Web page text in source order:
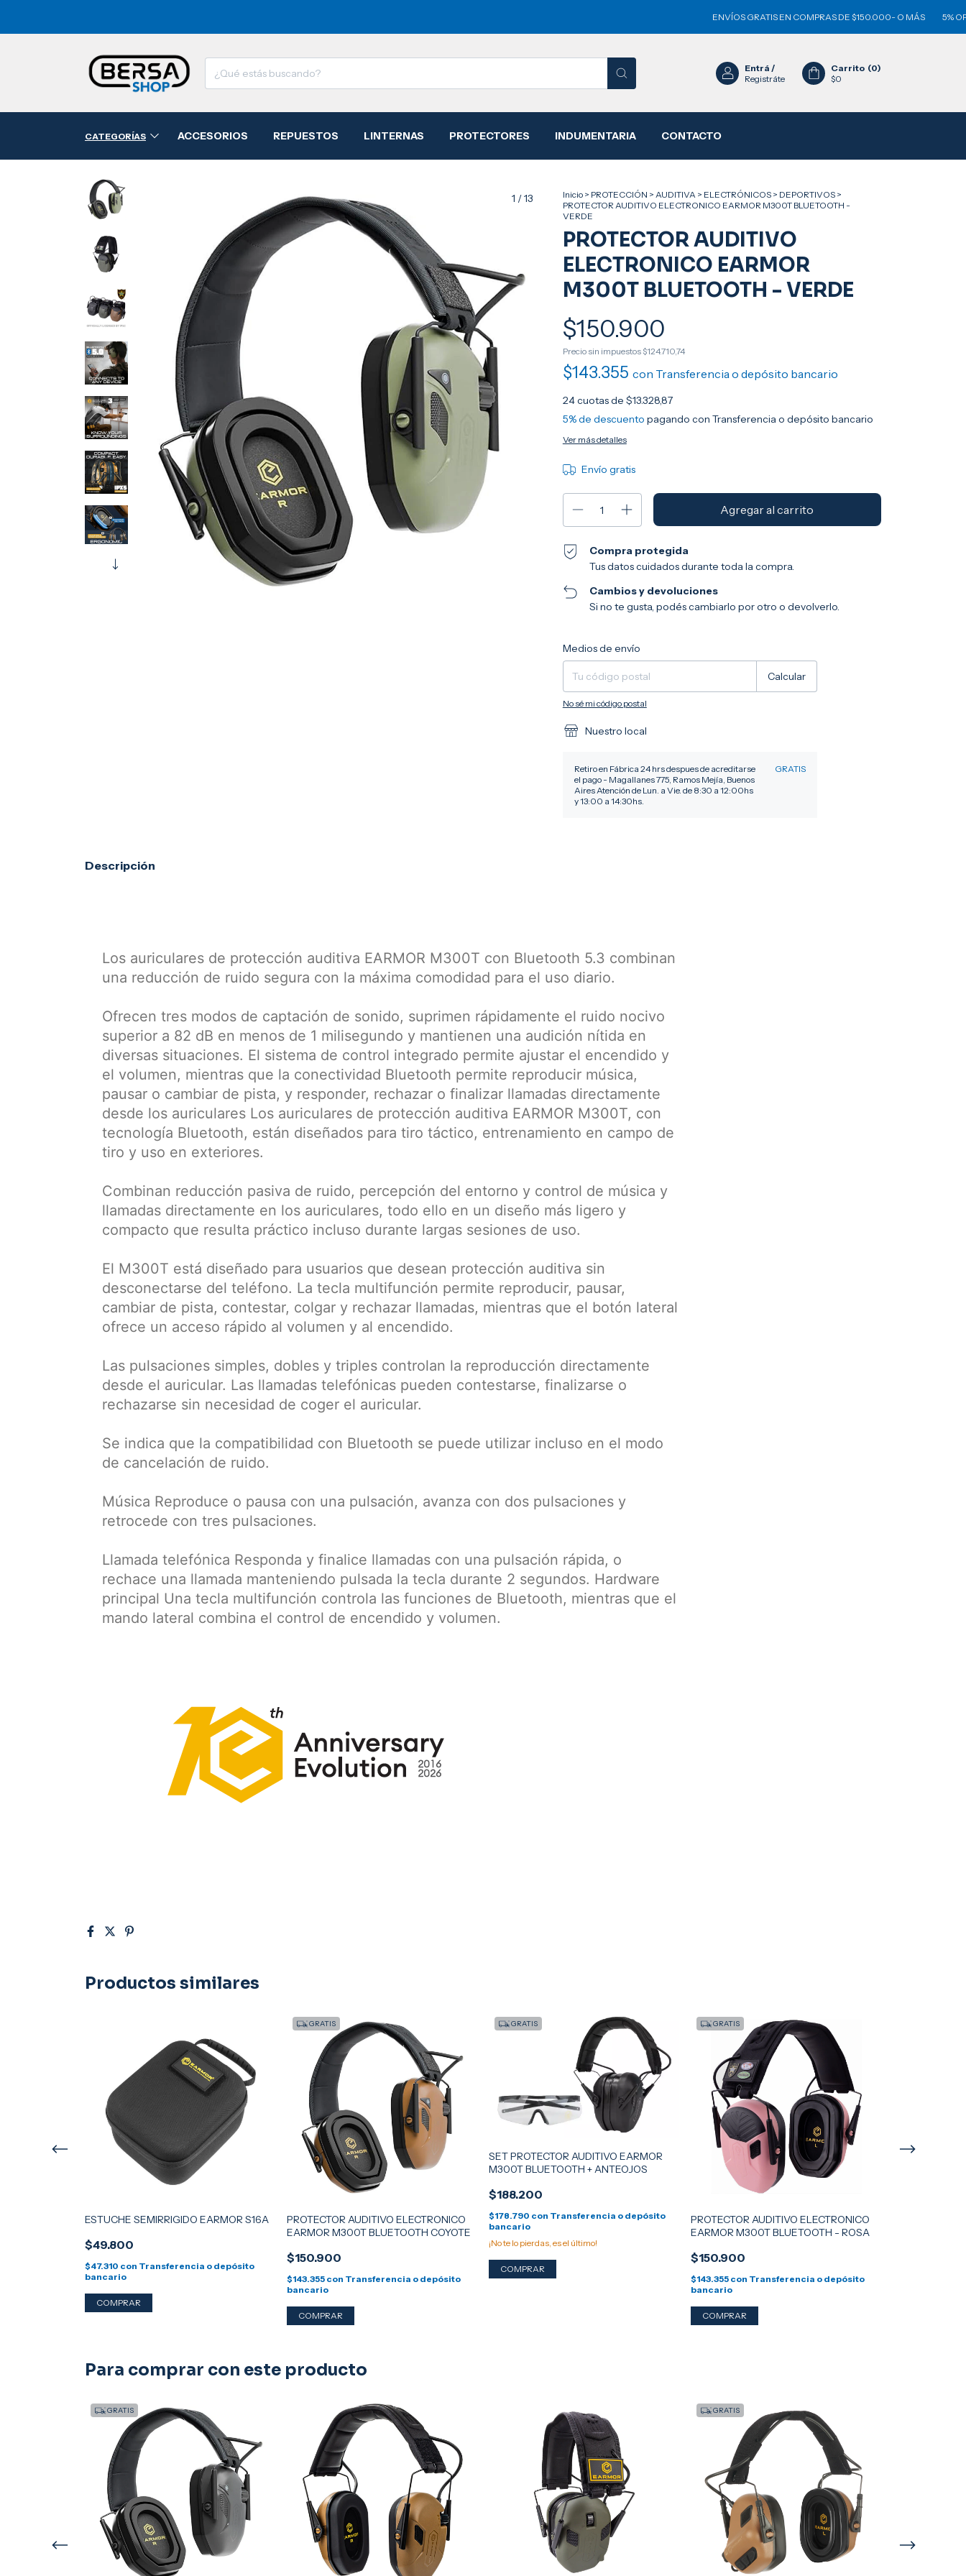
ENVÍOS GRATIS EN COMPRAS DE $150.000- O MÁS 5% OFF
Entrá /
Registráte
Carrito (0)
$0
CATEGORÍAS ACCESORIOS REPUESTOS LINTERNAS PROTECTORES INDUMENTARIA CONTACTO
1 /13 Inicio > PROTECCIÓN > AUDITIVA > ELECTRÓNICOS > DEPORTIVOS >
PROTECTOR AUDITIVO ELECTRONICO EARMOR M300T BLUETOOTH -
VERDE
PROTECTOR AUDITIVO
ELECTRONICO EARMOR
M300T BLUETOOTH - VERDE
$150.900
Precio sin impuestos$124.710,74
$143.355 con Transferencia o depósito bancario
24cuotas de $13.328,87
5% de descuento pagando con Transferencia o depósito bancario
Ver más detalles
Envío gratis
Compra protegida
Tus datos cuidados durante toda la compra.
Cambios y devoluciones
Si no te gusta, podés cambiarlo por otro o devolverlo.
Entregas para el CP:
Medios de envío
Calcular
No sé mi código postal
Nuestro local
Retiro en Fábrica 24 hrs despues de acreditarse
el pago - Magallanes 775, Ramos Mejía, Buenos
Aires Atención de Lun. a Vie. de 8:30 a 12:00hs
y 13:00 a 14:30hs.
GRATIS
Descripción
Los auriculares de protección auditiva EARMOR M300T con Bluetooth 5.3 combinan
una reducción de ruido segura con la máxima comodidad para el uso diario.
Ofrecen tres modos de captación de sonido, suprimen rápidamente el ruido nocivo
superior a 82 dB en menos de 1 milisegundo y mantienen una audición nítida en
diversas situaciones. El sistema de control integrado permite ajustar el encendido y
el volumen, mientras que la conectividad Bluetooth permite reproducir música,
pausar o cambiar de pista, y responder, rechazar o finalizar llamadas directamente
desde los auriculares Los auriculares de protección auditiva EARMOR M300T, con
tecnología Bluetooth, están diseñados para tiro táctico, entrenamiento en campo de
tiro y uso en exteriores.
Combinan reducción pasiva de ruido, percepción del entorno y control de música y
llamadas directamente en los auriculares, todo ello en un diseño más ligero y
compacto que resulta práctico incluso durante largas sesiones de uso.
El M300T está diseñado para usuarios que desean protección auditiva sin
desconectarse del teléfono. La tecla multifunción permite reproducir, pausar,
cambiar de pista, contestar, colgar y rechazar llamadas, mientras que el botón lateral
ofrece un acceso rápido al volumen y al encendido.
Las pulsaciones simples, dobles y triples controlan la reproducción directamente
desde el auricular. Las llamadas telefónicas pueden contestarse, finalizarse o
rechazarse sin necesidad de coger el auricular.
Se indica que la compatibilidad con Bluetooth se puede utilizar incluso en el modo
de cancelación de ruido.
Música Reproduce o pausa con una pulsación, avanza con dos pulsaciones y
retrocede con tres pulsaciones.
Llamada telefónica Responda y finalice llamadas con una pulsación rápida, o
rechace una llamada manteniendo pulsada la tecla durante 2 segundos. Hardware
principal Una tecla multifunción controla las funciones de Bluetooth, mientras que el
mando lateral combina el control de encendido y volumen.
Productos similares
ESTUCHE SEMIRRIGIDO EARMOR S16A
$49.800
$47.310 con Transferencia o depósito
bancario
GRATIS
PROTECTOR AUDITIVO ELECTRONICO
EARMOR M300T BLUETOOTH COYOTE
$150.900
$143.355 con Transferencia o depósito
bancario
GRATIS
SET PROTECTOR AUDITIVO EARMOR
M300T BLUETOOTH + ANTEOJOS
$188.200
$178.790 con Transferencia o depósito
bancario
¡No te lo pierdas, es el último!
GRATIS
PROTECTOR AUDITIVO ELECTRONICO
EARMOR M300T BLUETOOTH - ROSA
$150.900
$143.355 con Transferencia o depósito
bancario
Para comprar con este producto
GRATIS GRATIS